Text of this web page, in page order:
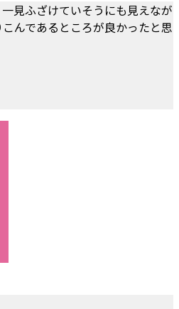
見ふざけていそうにも見えなが
んであるところが良かったと思